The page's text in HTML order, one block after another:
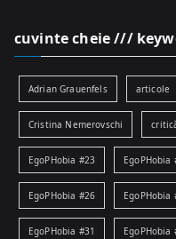
cuvinte cheie ///
Adrian Grauenfels articole
Cristina Nemerovschi
EgoPHobia #23 EgoPHobia
EgoPHobia #26 EgoPHobia
EgoPHobia #31 EgoPHobia